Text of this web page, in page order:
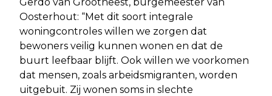
Oosterhout: “Met dit soort integrale
woningcontroles willen we zorgen dat
bewoners veilig kunnen wonen en dat de
buurt leefbaar blijft. Ook willen we voorkomen
dat mensen, zoals arbeidsmigranten, worden
uitgebuit. Zij wonen soms in slechte